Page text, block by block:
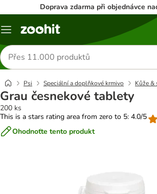
Doprava zdarma při objednávce
Menu
Hledat
produkty
Psi Speciální a doplňkové krmivo Kůže &
Grau česnekové tablety
200 ks
This is a stars rating area from zero to 5: 4.0/5
Ohodnoťte tento produkt